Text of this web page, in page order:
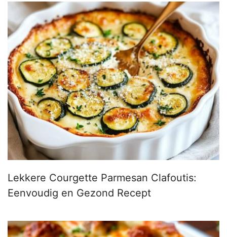
Lekkere Courgette Parmesan Clafoutis:
Eenvoudig en Gezond Recept